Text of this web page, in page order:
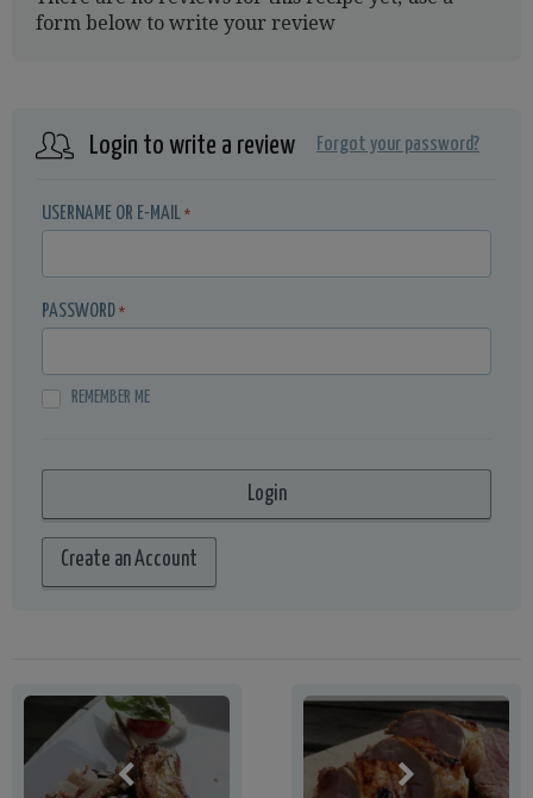
form below to write your review
Login to write a review Forgot your password?
USERNAME OR E-MAIL *
PASSWORD *
REMEMBER ME
Create an Account